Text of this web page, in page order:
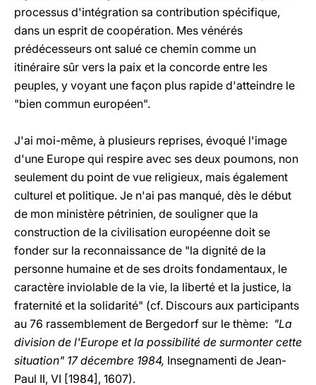
processus d'intégration sa contribution spécifique,
dans un esprit de coopération. Mes vénérés
prédécesseurs ont salué ce chemin comme un
itinéraire sûr vers la paix et la concorde entre les
peuples, y voyant une façon plus rapide d'atteindre le
"bien commun européen".
J'ai moi-même, à plusieurs reprises, évoqué l'image
d'une Europe qui respire avec ses deux poumons, non
seulement du point de vue religieux, mais également
culturel et politique. Je n'ai pas manqué, dès le début
de mon ministère pétrinien, de souligner que la
construction de la civilisation européenne doit se
fonder sur la reconnaissance de "la dignité de la
personne humaine et de ses droits fondamentaux, le
caractère inviolable de la vie, la liberté et la justice, la
fraternité et la solidarité" (cf. Discours aux participants
au 76 rassemblement de Bergedorf sur le thème: "La
division de l'Europe et la possibilité de surmonter cette
situation" 17 décembre 1984, Insegnamenti de Jean-
Paul II, VI [1984], 1607).